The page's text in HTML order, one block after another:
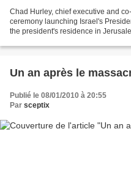
Chad Hurley, chief executive and
ceremony launching Israel's
the president's residence in
HEADSHOT...
Un an après le
Publié le 08/01/2010 à 20:55
Par sceptix